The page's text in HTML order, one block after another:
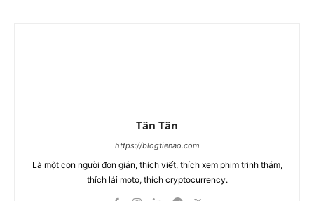
Tân Tân
https://blogtienao.com
Là một con người đơn giản, thích viết, thích xem phim trinh thám,
thích lái moto, thích cryptocurrency.